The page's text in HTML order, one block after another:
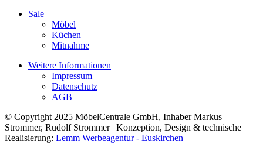
Sale
Möbel
Küchen
Mitnahme
Weitere Informationen
Impressum
Datenschutz
AGB
© Copyright 2025 MöbelCentrale GmbH, Inhaber Markus
Strommer, Rudolf Strommer | Konzeption, Design & technische
Realisierung: Lemm Werbeagentur - Euskirchen